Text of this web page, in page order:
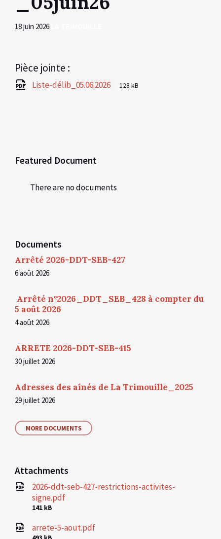
18 juin 2026
Pièce jointe :
Liste-délib_05.06.2026
File
pdf
File
128 kB
Featured Document
There are no documents
Documents
Arrêté 2026-DDT-SEB-427
6 août 2026
Arrêté n°2026_DDT_SEB_428 à compter du
5 août 2026
4 août 2026
ARRETE 2026-DDT-SEB-415
30 juillet 2026
Adresses des aînés de La Trimouille_2025
29 juillet 2026
MORE DOCUMENTS
Attachments
2026-ddt-seb-427-restrictions-activites-
signe.pdf
File
141 kB
arrete-5-aout.pdf